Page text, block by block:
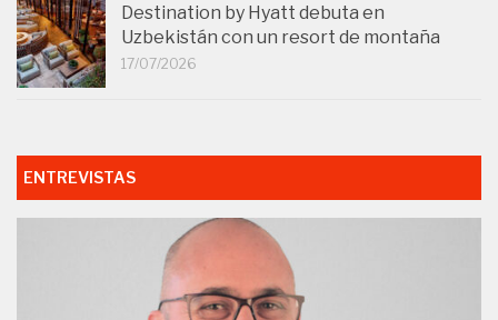
Destination by Hyatt debuta en
Uzbekistán con un resort de montaña
17/07/2026
ENTREVISTAS